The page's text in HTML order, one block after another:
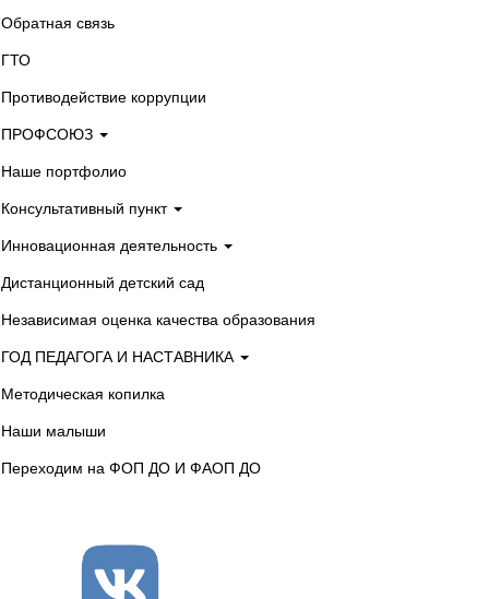
Обратная связь
ГТО
Противодействие коррупции
ПРОФСОЮЗ
Наше портфолио
Консультативный пункт
Инновационная деятельность
Дистанционный детский сад
Независимая оценка качества образования
ГОД ПЕДАГОГА И НАСТАВНИКА
Методическая копилка
Наши малыши
Переходим на ФОП ДО И ФАОП ДО